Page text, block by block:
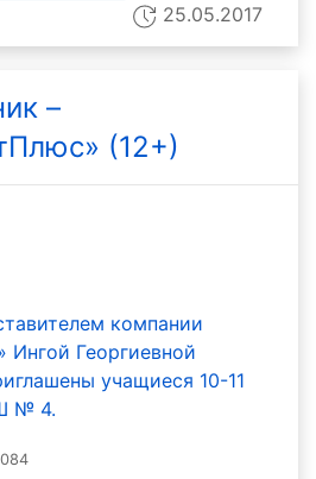
25.05.2017
–
(12+)
компании
Ингой Георгиевной
учащиеся 10-11
№ 4.